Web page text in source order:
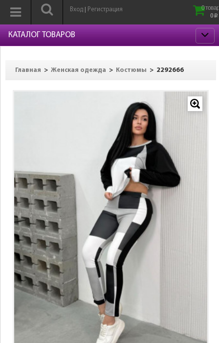
Вход Регистрация
0
0 p
КАТАЛОГ ТОВАРОВ
Главная > Женская одежда > Костюмы > 2292666